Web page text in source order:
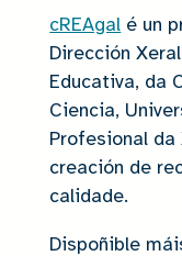
cREAgal é un
Dirección
Educativa, da
Ciencia,
Profesional da
creación de
calidade.
Dispoñible